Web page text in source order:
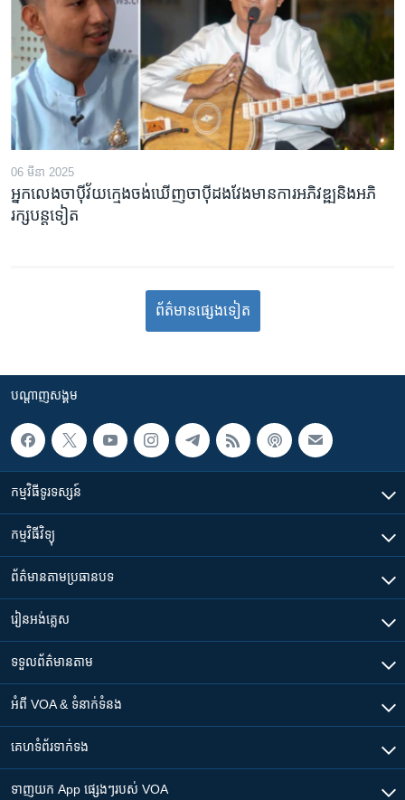
06 មីនា 2025
អ្នកលេងចាប៉ីវ័យក្មេងចង់ឃើញចាប៉ីដងវែងមានការអភិវឌ្ឍនិងអភិ
រក្សបន្តទៀត
ព័ត៌មាន​​​​​​ផ្សេង​​​ទៀត
បណ្តាញ​សង្គម
កម្មវិធី​ទូរទស្សន៍
កម្មវិធី​វិទ្យុ
ព័ត៌មាន​តាមប្រធានបទ​
រៀន​​អង់គ្លេស
ទទួល​ព័ត៌មាន​តាម
អំពី​ VOA & ទំនាក់ទំនង
គេហទំព័រ​​ទាក់ទង
ទាញយក​ App ផ្សេងៗ​របស់​ VOA